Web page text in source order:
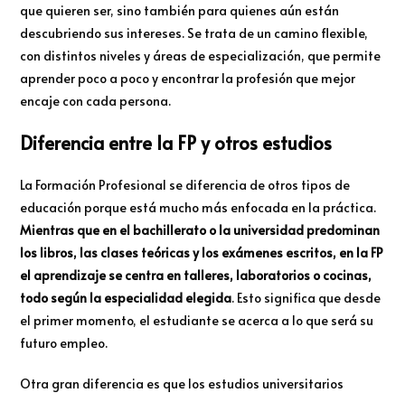
que quieren ser, sino también para quienes aún están
descubriendo sus intereses. Se trata de un camino flexible,
con distintos niveles y áreas de especialización, que permite
aprender poco a poco y encontrar la profesión que mejor
encaje con cada persona.
Diferencia entre la FP y otros estudios
La Formación Profesional se diferencia de otros tipos de
educación porque está mucho más enfocada en la práctica.
Mientras que en el bachillerato o la universidad predominan
los libros, las clases teóricas y los exámenes escritos, en la FP
el aprendizaje se centra en talleres, laboratorios o cocinas,
todo según la especialidad elegida. Esto significa que desde
el primer momento, el estudiante se acerca a lo que será su
futuro empleo.
Otra gran diferencia es que los estudios universitarios